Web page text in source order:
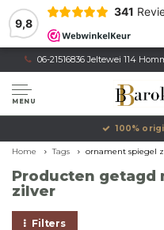
9,8
341
06-21516836 Jeltewei 114
MENU
100%
Home Tags ornament spiegel
Producten getagd
zilver
Filters